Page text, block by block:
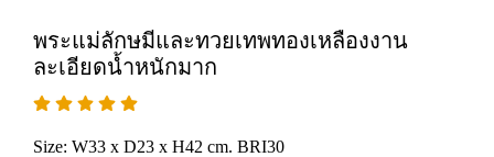
พระแม่ลักษมีและทวยเทพทองเหลืองงาน
ละเอียดน้ำหนักมาก
Size: W33 x D23 x H42 cm. BRI30